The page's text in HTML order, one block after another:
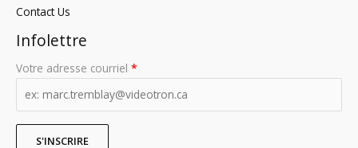
Contact Us
Infolettre
Votre adresse courriel *